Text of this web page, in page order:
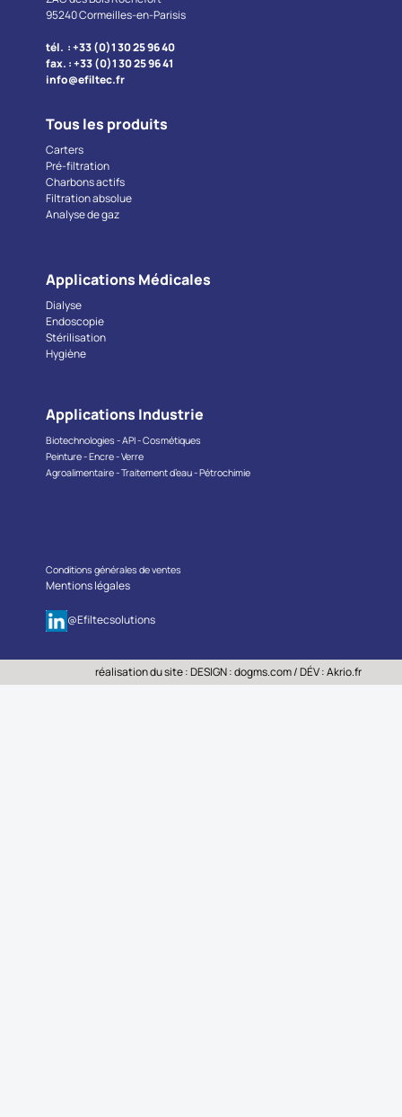
95240 Cormeilles-en-Parisis
tél. : +33 (0)1 30 25 96 40
fax. : +33 (0)1 30 25 96 41
info@efiltec.fr
Tous les produits
Carters
Pré-filtration
Charbons actifs
Filtration absolue
Analyse de gaz
Applications Médicales
Dialyse
Endoscopie
Stérilisation
Hygiène
Applications Industrie
Biotechnologies - API - Cosmétiques
Peinture - Encre - Verre
Agroalimentaire - Traitement d’eau - Pétrochimie
Conditions générales de ventes
Mentions légales
@Efiltecsolutions
réalisation du site : DESIGN :dogms.com/ DÉV :Akrio.fr